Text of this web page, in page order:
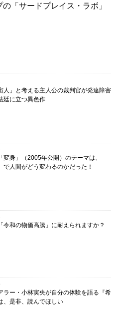
「サードプレイス・ラボ」
人」と考える主人公の裁判官が発達障害
廷に立つ異色作
変身」（2005年公開）のテーマは、
で人間がどう変わるのかだった！
令和の物価高騰」に耐えられますか？
ラー・小林実央が自分の体験を語る『希
、是非、読んでほしい